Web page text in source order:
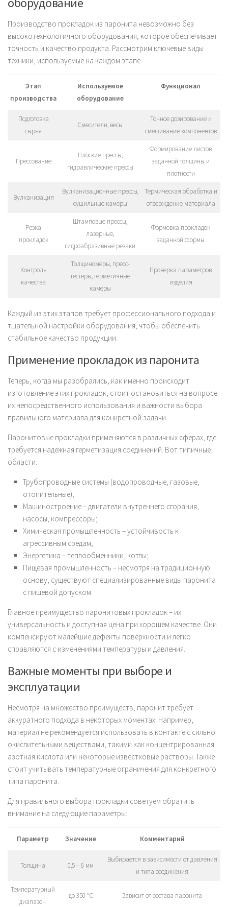
Производство прокладок из паронита невозможно без
высокотехнологичного оборудования, которое обеспечивает
точность и качество продукта. Рассмотрим ключевые виды
техники, используемые на каждом этапе.
Этап
производства
Используемое
оборудование
Функционал
Подготовка
сырья
Смесители, весы
Точное дозирование и
смешивание компонентов
Прессование
Плоские прессы,
гидравлические прессы
Формирование листов
заданной толщины и
плотности
Вулканизация
Вулканизационные прессы,
сушильные камеры
Термическая обработка и
отверждение материала
Резка
прокладок
Штамповые прессы,
лазерные,
гидроабразивные резаки
Формовка прокладок
заданной формы
Контроль
качества
Толщиномеры, пресс-
тестеры, герметичные
камеры
Проверка параметров
изделия
Каждый из этих этапов требует профессионального подхода и
тщательной настройки оборудования, чтобы обеспечить
стабильное качество продукции.
Применение прокладок из паронита
Теперь, когда мы разобрались, как именно происходит
изготовление этих прокладок, стоит остановиться на вопросе
их непосредственного использования и важности выбора
правильного материала для конкретной задачи.
Паронитовые прокладки применяются в различных сферах, где
требуется надежная герметизация соединений. Вот типичные
области:
Трубопроводные системы (водопроводные, газовые,
отопительные);
Машиностроение – двигатели внутреннего сгорания,
насосы, компрессоры;
Химическая промышленность – устойчивость к
агрессивным средам;
Энергетика – теплообменники, котлы;
Пищевая промышленность – несмотря на традиционную
основу, существуют специализированные виды паронита
с пищевой допуском.
Главное преимущество паронитовых прокладок – их
универсальность и доступная цена при хорошем качестве. Они
компенсируют малейшие дефекты поверхности и легко
справляются с изменениями температуры и давления.
Важные моменты при выборе и
эксплуатации
Несмотря на множество преимуществ, паронит требует
аккуратного подхода в некоторых моментах. Например,
материал не рекомендуется использовать в контакте с сильно
окислительными веществами, такими как концентрированная
азотная кислота или некоторые известковые растворы. Также
стоит учитывать температурные ограничения для конкретного
типа паронита.
Для правильного выбора прокладки советуем обратить
внимание на следующие параметры:
Параметр Значение Комментарий
Толщина 0,5 – 6 мм
Выбирается в зависимости от давления
и типа соединения
Температурный
диапазон
до 350 °С Зависит от состава паронита